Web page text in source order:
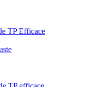
TP Efficace